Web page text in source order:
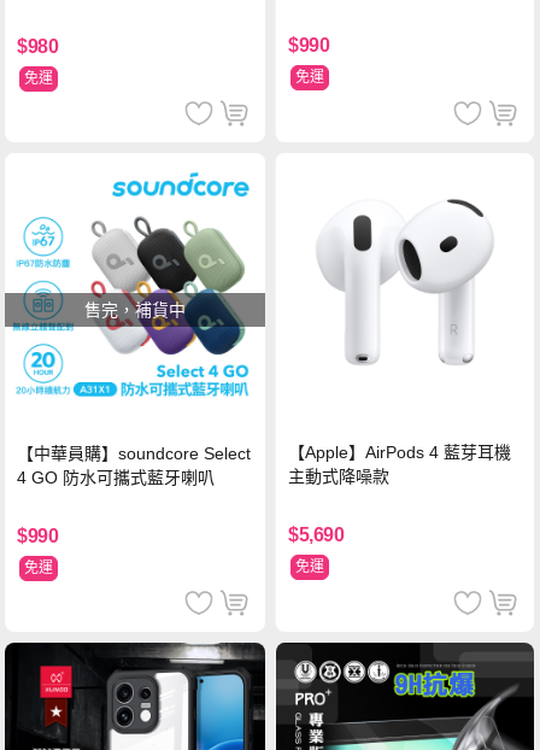
$980
免運
$990
免運
售完，補貨中
【中華員購】soundcore Select
4 GO 防水可攜式藍牙喇叭
$990
免運
【Apple】AirPods 4 藍芽耳機
主動式降噪款
$5,690
免運